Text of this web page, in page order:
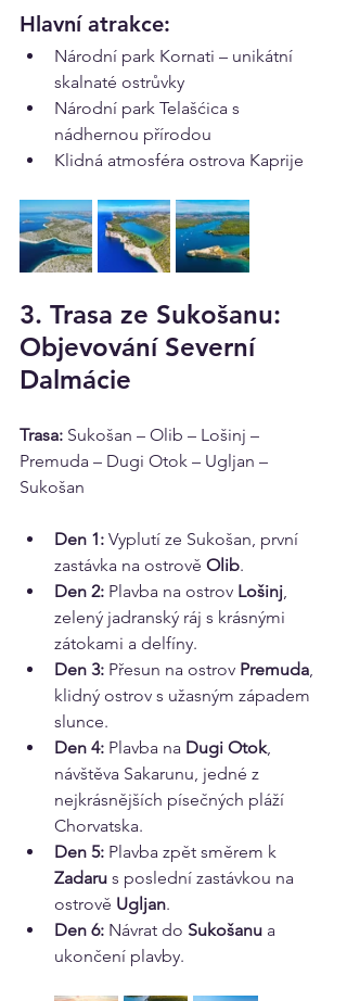
Hlavní atrakce:
Národní park Kornati – unikátní
skalnaté ostrůvky
Národní park Telašćica s
nádhernou přírodou
Klidná atmosféra ostrova Kaprije
3. Trasa ze Sukošanu:
Objevování Severní
Dalmácie
Trasa: Sukošan – Olib – Lošinj –
Premuda – Dugi Otok – Ugljan –
Sukošan
Den 1: Vyplutí ze Sukošan, první
zastávka na ostrově Olib.
Den 2: Plavba na ostrov Lošinj,
zelený jadranský ráj s krásnými
zátokami a delfíny.
Den 3: Přesun na ostrov Premuda,
klidný ostrov s užasným západem
slunce.
Den 4: Plavba na Dugi Otok,
návštěva Sakarunu, jedné z
nejkrásnějších písečných pláží
Chorvatska.
Den 5: Plavba zpět směrem k
Zadaru s poslední zastávkou na
ostrově Ugljan.
Den 6: Návrat do Sukošanu a
ukončení plavby.